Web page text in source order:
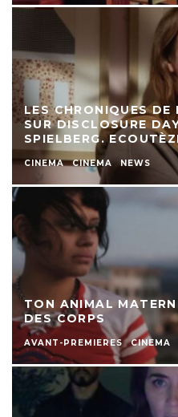
LES CHRONIQUES
SUR DISCLOSURE
SPIELBERG.
CINEMA CINEMA NEWS
TON ANIMAL
DES CORPS
AVANT-PREMIERES CINEMA